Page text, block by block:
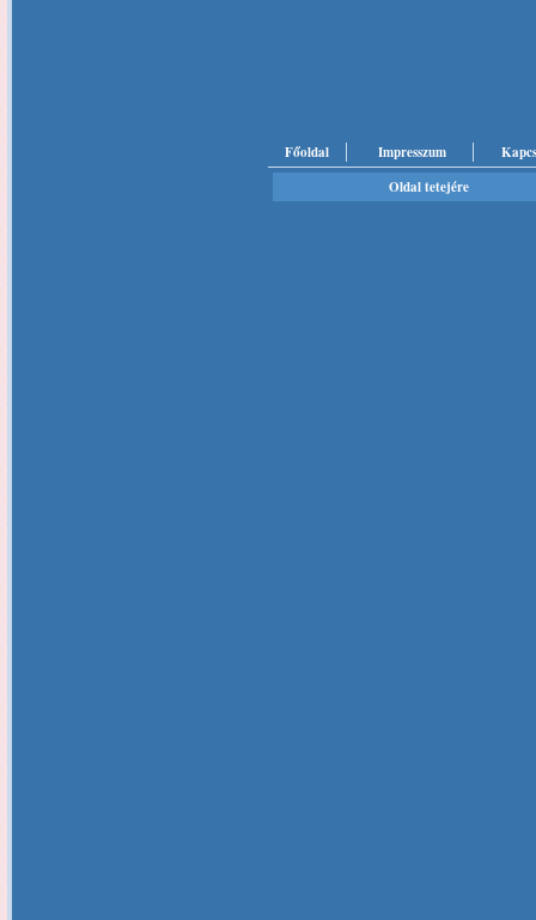
Főoldal Impresszum
Oldal tetejére